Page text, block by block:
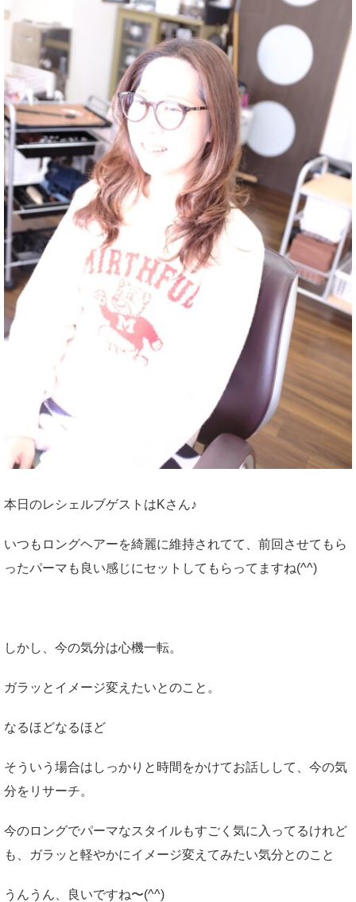
本日のレシェルブゲストはKさん♪
いつもロングヘアーを綺麗に維持されてて、前回させてもら
ったパーマも良い感じにセットしてもらってますね(^^)
しかし、今の気分は心機一転。
ガラッとイメージ変えたいとのこと。
なるほどなるほど
そういう場合はしっかりと時間をかけてお話しして、今の気
分をリサーチ。
今のロングでパーマなスタイルもすごく気に入ってるけれど
も、ガラッと軽やかにイメージ変えてみたい気分とのこと
うんうん、良いですね〜(^^)